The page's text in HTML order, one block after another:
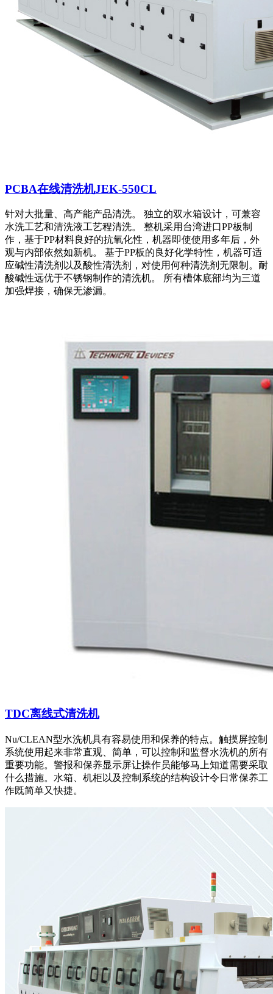
PCBA在线清洗机JEK-550CL
针对大批量、高产能产品清洗。 独立的双水箱设计，可兼容
水洗工艺和清洗液工艺程清洗。 整机采用台湾进口PP板制
作，基于PP材料良好的抗氧化性，机器即使使用多年后，外
观与内部依然如新机。 基于PP板的良好化学特性，机器可适
应碱性清洗剂以及酸性清洗剂，对使用何种清洗剂无限制。耐
酸碱性远优于不锈钢制作的清洗机。 所有槽体底部均为三道
加强焊接，确保无渗漏。
TDC离线式清洗机
Nu/CLEAN型水洗机具有容易使用和保养的特点。触摸屏控制
系统使用起来非常直观、简单，可以控制和监督水洗机的所有
重要功能。警报和保养显示屏让操作员能够马上知道需要采取
什么措施。水箱、机柜以及控制系统的结构设计令日常保养工
作既简单又快捷。